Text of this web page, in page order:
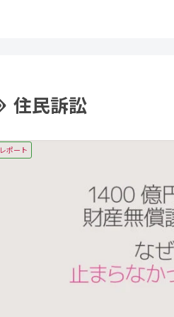
住民訴訟
レポート